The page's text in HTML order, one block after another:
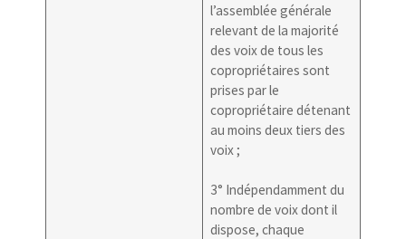
l’assemblée générale
relevant de la majorité
des voix de tous les
copropriétaires sont
prises par le
copropriétaire détenant
au moins deux tiers des
voix ;
3° Indépendamment du
nombre de voix dont il
dispose, chaque